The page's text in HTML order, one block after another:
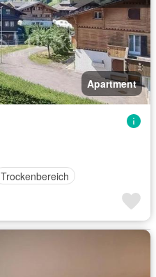
Apartment
Trockenbereich